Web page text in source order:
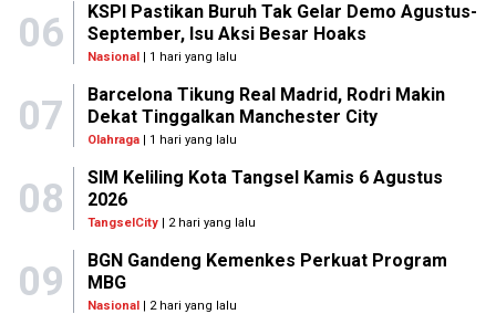
06
KSPI Pastikan Buruh Tak Gelar Demo Agustus-
September, Isu Aksi Besar Hoaks
Nasional| 1 hari yang lalu
07
Barcelona Tikung Real Madrid, Rodri Makin
Dekat Tinggalkan Manchester City
Olahraga| 1 hari yang lalu
08
SIM Keliling Kota Tangsel Kamis 6 Agustus
2026
TangselCity| 2 hari yang lalu
09
BGN Gandeng Kemenkes Perkuat Program
MBG
Nasional| 2 hari yang lalu